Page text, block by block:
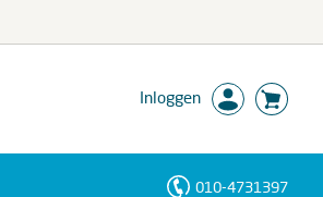
Inloggen
010-4731397